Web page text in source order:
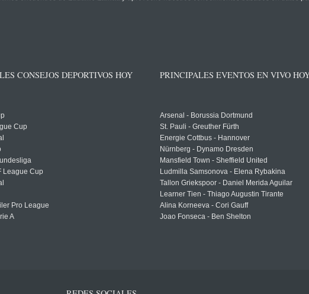
CONSEJOS DEPORTIVOS HOY
Cup
League Cup
Pro League
A
PRINCIPALES EVENTOS EN VIVO
Arsenal - Borussia Dortmund
St. Pauli - Greuther Fürth
Energie Cottbus - Hannover
Nürnberg - Dynamo Dresden
Mansfield Town - Sheffield United
Ludmilla Samsonova - Elena Rybakina
Tallon Griekspoor - Daniel Merida Aguilar
Learner Tien - Thiago Augustin Tirante
Alina Korneeva - Cori Gauff
Joao Fonseca - Ben Shelton